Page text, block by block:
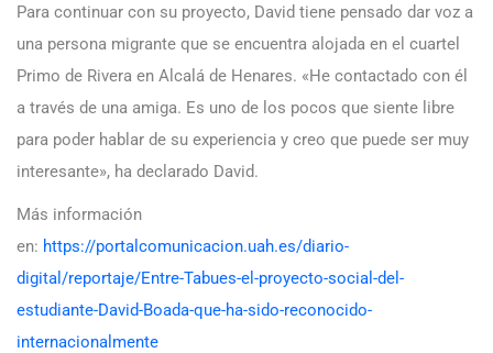
Para continuar con su proyecto, David tiene pensado dar voz a
una persona migrante que se encuentra alojada en el cuartel
Primo de Rivera en Alcalá de Henares. «He contactado con él
a través de una amiga. Es uno de los pocos que siente libre
para poder hablar de su experiencia y creo que puede ser muy
interesante», ha declarado David.
Más información
en: https://portalcomunicacion.uah.es/diario-
digital/reportaje/Entre-Tabues-el-proyecto-social-del-
estudiante-David-Boada-que-ha-sido-reconocido-
internacionalmente